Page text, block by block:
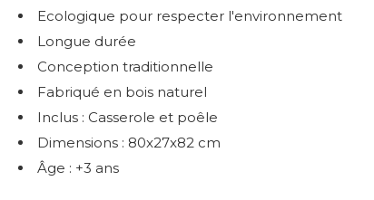
Ecologique pour respecter l'environnement
Longue durée
Conception traditionnelle
Fabriqué en bois naturel
Inclus : Casserole et poêle
Dimensions : 80x27x82 cm
Âge : +3 ans